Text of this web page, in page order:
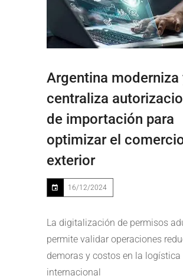
Argentina moderniza
centraliza
de importación para
optimizar el
exterior
16/12/2024
La digitalización de permisos
permite validar operaciones
demoras y costos en la logística
internacional